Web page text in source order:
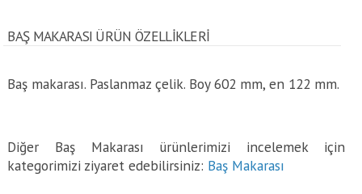
BAŞ MAKARASI ÜRÜN ÖZELLİKLERİ
Baş makarası. Paslanmaz çelik. Boy 602 mm, en 122 mm.
Diğer Baş Makarası ürünlerimizi incelemek için
kategorimizi ziyaret edebilirsiniz: Baş Makarası